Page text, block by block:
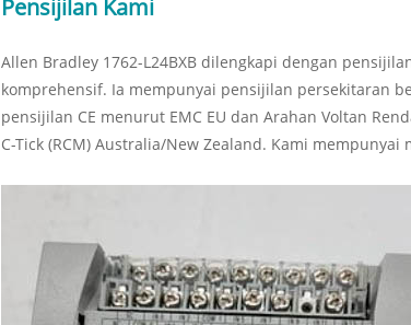
Pensijilan Kami
Allen Bradley 1762-L24BXB dilengkapi dengan
komprehensif. Ia mempunyai pensijilan persekitaran
pensijilan CE menurut EMC EU dan Arahan Voltan
C-Tick (RCM) Australia/New Zealand. Kami